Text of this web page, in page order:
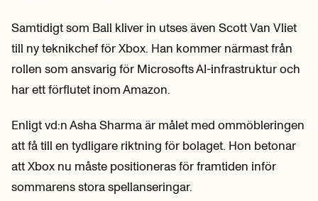
Samtidigt som Ball kliver in utses även Scott Van Vliet
till ny teknikchef för Xbox. Han kommer närmast från
rollen som ansvarig för Microsofts AI-infrastruktur och
har ett förflutet inom Amazon.
Enligt vd:n Asha Sharma är målet med ommöbleringen
att få till en tydligare riktning för bolaget. Hon betonar
att Xbox nu måste positioneras för framtiden inför
sommarens stora spellanseringar.